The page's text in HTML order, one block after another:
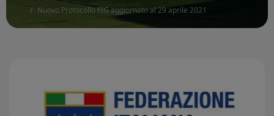
Nuovo Protocollo FIG aggiornato al 29 aprile 2021